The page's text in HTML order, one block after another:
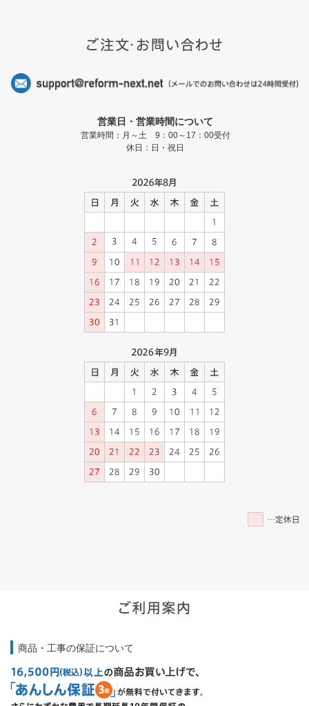
営業日・営業時間について
営業時間：月～土 9：00～17：00受付
休日：日・祝日
商品・工事の保証について